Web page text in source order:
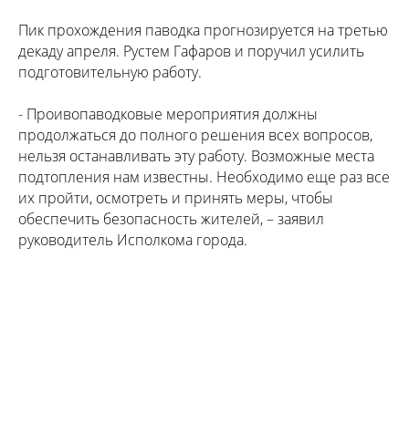
Пик прохождения паводка прогнозируется на третью
декаду апреля. Рустем Гафаров и поручил усилить
подготовительную работу.
- Проивопаводковые мероприятия должны
продолжаться до полного решения всех вопросов,
нельзя останавливать эту работу. Возможные места
подтопления нам известны. Необходимо еще раз все
их пройти, осмотреть и принять меры, чтобы
обеспечить безопасность жителей, – заявил
руководитель Исполкома города.